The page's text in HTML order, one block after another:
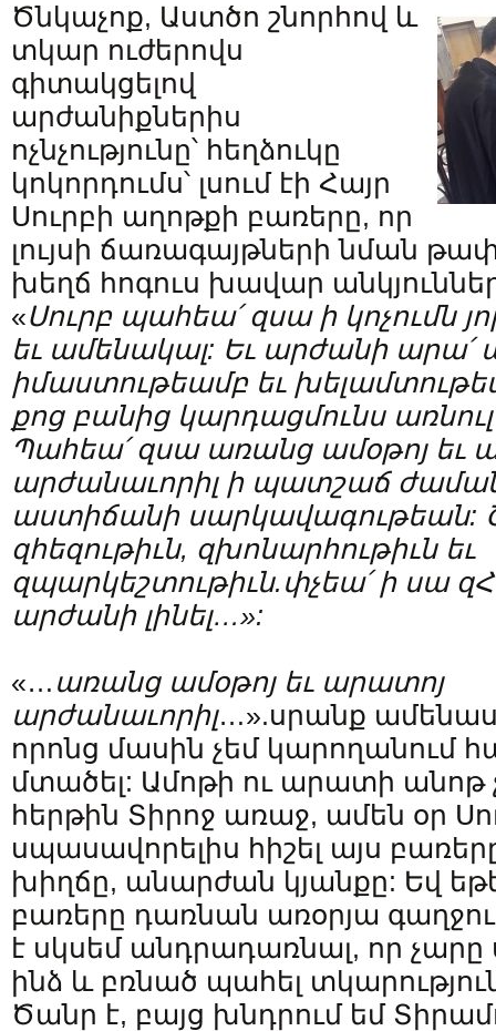
Ծնկաչոք, Աստծո շնորհով և
տկար ուժերովս
գիտակցելով
արժանիքներիս
ոչնչությունը՝ հեղձուկը
կոկորդումս՝ լսում էի Հայր
Սուրբի աղոթքի բառերը, որ
լույսի ճառագայթների նման
խեղճ հոգուս խավար
«Սուրբ պահեա՛ զսա ի կոչումն
եւ ամենակալ: Եւ արժանի արա՛
իմաստութեամբ եւ
քոց բանից կարդացմունս
Պահեա՛ զսա առանց ամօթոյ եւ
արժանաւորիլ ի պատշաճ
աստիճանի սարկավագութեան:
զհեզութիւն, զխոնարհութիւն եւ
զպարկեշտութիւն.փչեա՛ ի սա
արժանի լինել…»:
«… առանց ամօթոյ եւ արատոյ
արժանաւորիլ…».սրանք
որոնց մասին չեմ կարողանում
մտածել: Ամոթի ու արատի անոթ
հերթին Տիրոջ առաջ, ամեն օր
սպասավորելիս հիշել այս
խիղճը, անարժան կյանքը: Եվ
բառերը դառնան առօրյա
է սկսեմ անդրադառնալ, որ չարը
ինձ և բռնած պահել
Ծանր է, բայց խնդրում եմ